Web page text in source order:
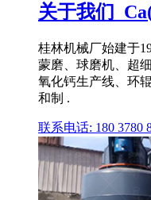
关于我们
桂林机械厂始建于
蒙磨、球磨机、超
氧化钙生产线、环
和制 .
联系电话: 180 3780